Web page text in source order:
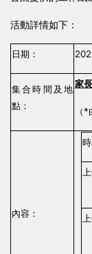
活動詳情如下：
日 期：
集合時間 及地
點：
家
（ *
內容：